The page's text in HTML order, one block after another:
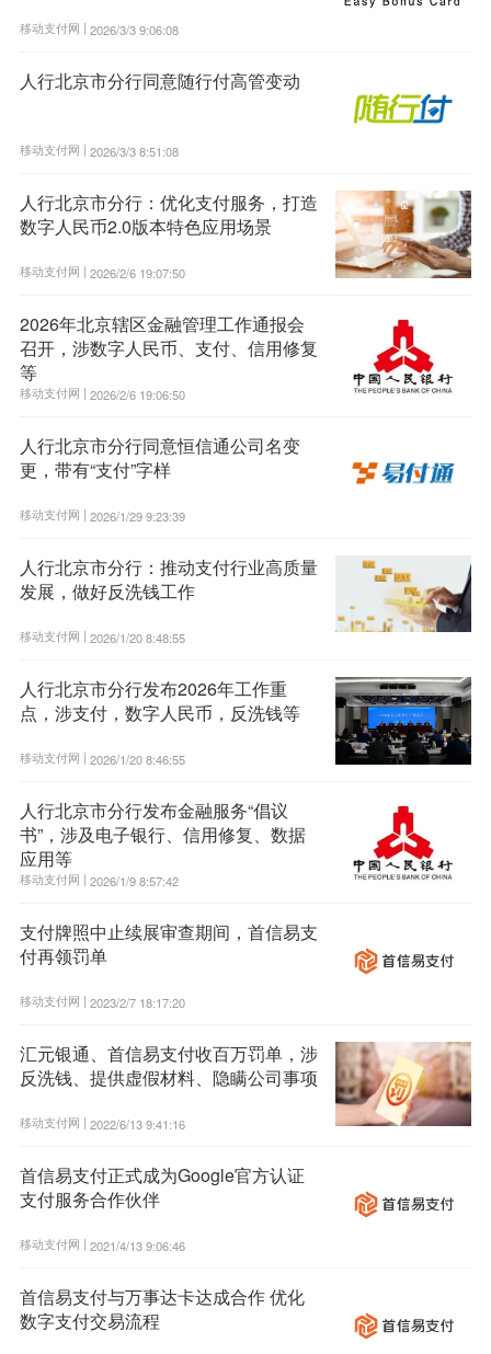
移动支付网 | 2026/3/3 9:06:08
人行北京市分行同意随行付高管变动
移动支付网 | 2026/3/3 8:51:08
人行北京市分行：优化支付服务，打造
数字人民币2.0版本特色应用场景
移动支付网 | 2026/2/6 19:07:50
2026年北京辖区金融管理工作通报会
召开，涉数字人民币、支付、信用修复
等
移动支付网 | 2026/2/6 19:06:50
人行北京市分行同意恒信通公司名变
更，带有“支付”字样
移动支付网 | 2026/1/29 9:23:39
人行北京市分行：推动支付行业高质量
发展，做好反洗钱工作
移动支付网 | 2026/1/20 8:48:55
人行北京市分行发布2026年工作重
点，涉支付，数字人民币，反洗钱等
移动支付网 | 2026/1/20 8:46:55
人行北京市分行发布金融服务“倡议
书”，涉及电子银行、信用修复、数据
应用等
移动支付网 | 2026/1/9 8:57:42
支付牌照中止续展审查期间，首信易支
付再领罚单
移动支付网 | 2023/2/7 18:17:20
汇元银通、首信易支付收百万罚单，涉
反洗钱、提供虚假材料、隐瞒公司事项
移动支付网 | 2022/6/13 9:41:16
首信易支付正式成为Google官方认证
支付服务合作伙伴
移动支付网 | 2021/4/13 9:06:46
首信易支付与万事达卡达成合作 优化
数字支付交易流程